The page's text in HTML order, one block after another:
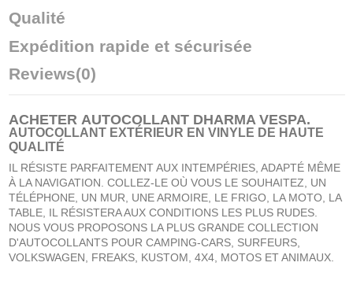
Qualité
Expédition rapide et sécurisée
Reviews(0)
ACHETER AUTOCOLLANT DHARMA VESPA.
AUTOCOLLANT EXTÉRIEUR EN VINYLE DE HAUTE
QUALITÉ
IL RÉSISTE PARFAITEMENT AUX INTEMPÉRIES, ADAPTÉ MÊME
À LA NAVIGATION. COLLEZ-LE OÙ VOUS LE SOUHAITEZ, UN
TÉLÉPHONE, UN MUR, UNE ARMOIRE, LE FRIGO, LA MOTO, LA
TABLE, IL RÉSISTERA AUX CONDITIONS LES PLUS RUDES.
NOUS VOUS PROPOSONS LA PLUS GRANDE COLLECTION
D'AUTOCOLLANTS POUR CAMPING-CARS, SURFEURS,
VOLKSWAGEN, FREAKS, KUSTOM, 4X4, MOTOS ET ANIMAUX.